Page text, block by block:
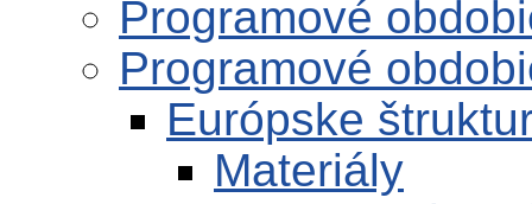
Programové
Programové
Európske
Materiály